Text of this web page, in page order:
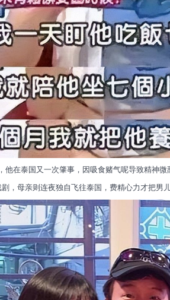
他在泰国又一次肇事，因吸食赌气呢导致精神
，母亲则连夜独自飞往泰国，费精心力才把男